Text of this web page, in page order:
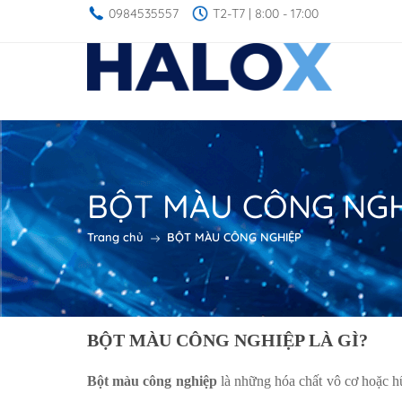
0984535557 T2-T7 | 8:00 - 17:00
BỘT MÀU CÔNG
Trang chủ BỘT MÀU CÔNG NGHIỆP
BỘT MÀU CÔNG NGHIỆP LÀ GÌ?
Bột màu công nghiệp là những hóa chất vô cơ hoặc